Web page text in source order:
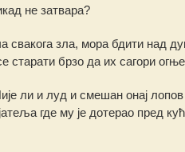
не затвара?
свакога зла, мора бдити над
брзо да их сагори
ли и луд и смешан онај
где му је дотерао пред